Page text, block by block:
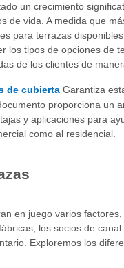
un crecimiento
de vida. A medida que
para terrazas
los tipos de opciones de
de los clientes de
de cubierta Garantiza
proporciona un
y aplicaciones para
como al residencial.
en juego varios
los socios de
Exploremos los